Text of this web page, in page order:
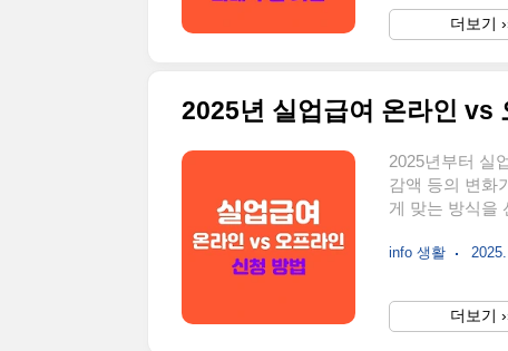
5년 내 3회 이상
적발 시 2배 반
더보기
2025년부터 실
감액 등의 변화
게 맞는 방식을
문에서 신청 절
해야 지급된다.
이 적용된다.필
info 생활
더보기